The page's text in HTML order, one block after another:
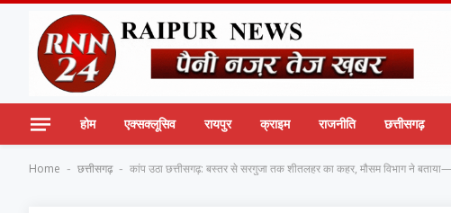
होम एक्सक्लूसिव रायपुर क्राइम राजनीति छत्तीसगढ़
Home - छत्तीसगढ़ - कांप उठा छत्तीसगढ़: बस्तर से सरगुजा तक शीतलहर का कहर, मौसम विभाग ने